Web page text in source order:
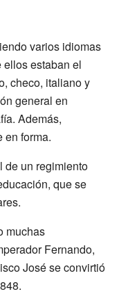
varios idiomas
ellos estaban el
checo, italiano y
general en
Además,
en forma.
de un regimiento
que se
muchas
Fernando,
José se convirtió